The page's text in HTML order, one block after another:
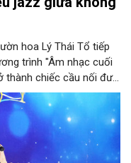
hoa Lý Thái Tổ tiếp
trình "Âm nhạc cuối
thành chiếc cầu nối đưa
di sản giữa lòng Thủ
giới đến những giai
trình mở ra một hành
xúc, góp phần bồi đắp
sáng tạo.